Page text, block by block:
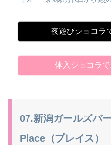
夜遊びショコラ
体入ショコラ
07.新潟ガールズバ
Place（プレイス）